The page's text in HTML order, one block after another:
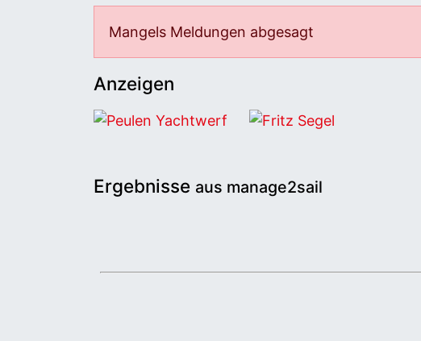
Mangels Meldungen abgesagt
Anzeigen
Ergebnisse aus manage2sail